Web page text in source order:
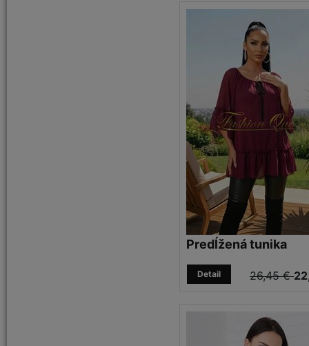
Predĺžená tunika
26,45 €
Detail